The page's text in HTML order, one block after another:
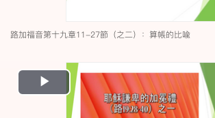
路加福音第十九章11-27節（之二）：算帳的比喩
Play
Video